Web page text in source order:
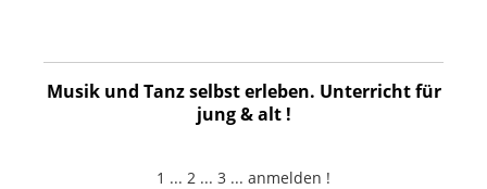
Musik und Tanz selbst erleben. Unterricht für
jung & alt !
1 ... 2 ... 3 ... anmelden !